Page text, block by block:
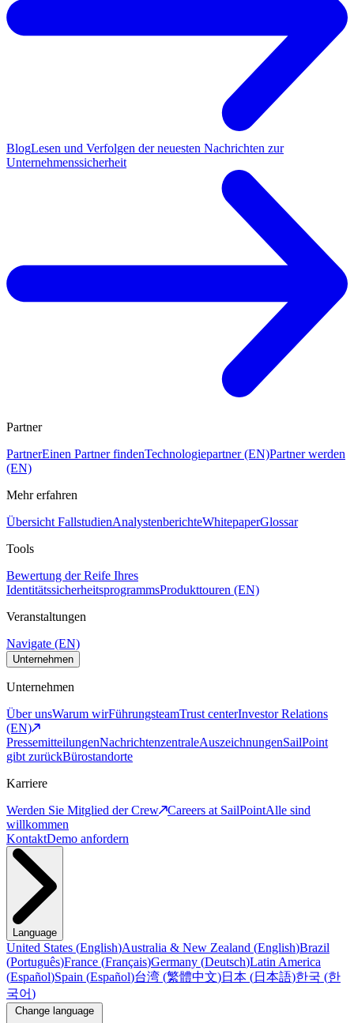
BlogLesen und Verfolgen der neuesten Nachrichten zur
Unternehmenssicherheit
Partner
PartnerEinen Partner findenTechnologiepartner (EN)Partner werden
(EN)
Mehr erfahren
Übersicht FallstudienAnalystenberichteWhitepaperGlossar
Tools
Bewertung der Reife Ihres
IdentitätssicherheitsprogrammsProdukttouren (EN)
Veranstaltungen
Navigate (EN)
Unternehmen
Unternehmen
Über unsWarum wirFührungsteamTrust centerInvestor Relations
(EN)
PressemitteilungenNachrichtenzentraleAuszeichnungenSailPoint
gibt zurückBürostandorte
Karriere
Werden Sie Mitglied der Crew
Careers at SailPointAlle sind
willkommen
KontaktDemo anfordern
Language
United States (English)Australia & New Zealand (English)Brazil
(Português)France (Français)Germany (Deutsch)Latin America
(Español)Spain (Español)台湾 (繁體中文)日本 (日本語)한국 (한
국어)
Change language